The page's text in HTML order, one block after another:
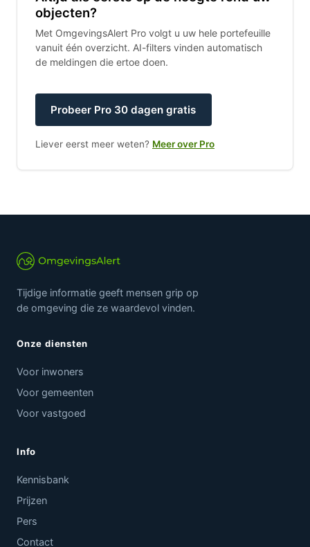
objecten?
Met OmgevingsAlert Pro volgt u uw hele portefeuille
vanuit één overzicht. AI-filters vinden automatisch
de meldingen die ertoe doen.
Probeer Pro 30 dagen gratis
Liever eerst meer weten? Meer over Pro
Tijdige informatie geeft mensen grip op
de omgeving die ze waardevol vinden.
Onze diensten
Voor inwoners
Voor gemeenten
Voor vastgoed
Info
Kennisbank
Prijzen
Pers
Contact